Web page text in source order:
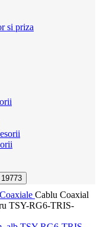
si priza
Cablu Coaxial
TSY-RG6-TRIS-